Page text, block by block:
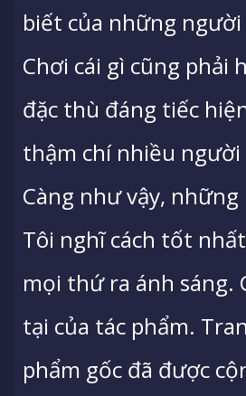
biết của những
Chơi cái gì cũng phải
đặc thù đáng tiếc
thậm chí nhiều người
Càng như vậy,
Tôi nghĩ cách tốt
mọi thứ ra ánh sáng.
tại của tác phẩm.
phẩm gốc đã được